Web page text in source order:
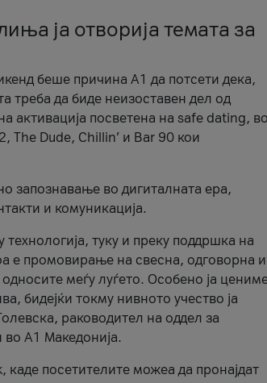
ја отворија темата за
беше причина А1 да потсети дека,
треба да биде неизоставен дел од
активација посветена на safe dating, во
The Dude, Chillin’ и Bar 90 кои
запознавање во дигиталната ера,
и комуникација.
туку и преку поддршка на
е промовирање на свесна, одговорна и
меѓу луѓето. Особено ја
бидејќи токму нивното учество ја
раководител на оддел за
во А1 Македонија.
каде посетителите можеа да пронајдат